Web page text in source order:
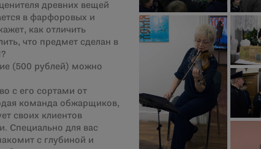
древних вещей
в фарфоровых и
как отличить
что предмет сделан в
(500 рублей) можно
с его сортами от
команда обжарщиков,
своих клиентов
Специально для вас
с глубиной и